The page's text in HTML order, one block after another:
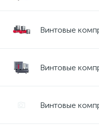
Винтовые
Винтовые
Винтовые